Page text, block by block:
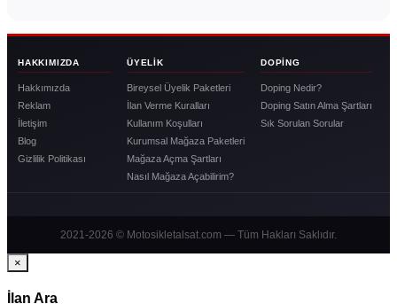
HAKKIMIZDA
Hakkımızda
Reklam
İletişim
Blog
Gizlilik Politikası
ÜYELIK
Bireysel Üyelik Paketleri
İlan Verme Kuralları
Kullanım Koşulları
Kurumsal Mağaza Paketleri
Mağaza Açma Şartları
Nasıl Mağaza Açabilirim?
DOPING
Doping Nedir?
Doping Satın Alma Şartları
Sık Sorulan Sorular
2021-2026 © Motosikletalsat.com — Tüm Hakları Saklıdır.
×
İlan Ara